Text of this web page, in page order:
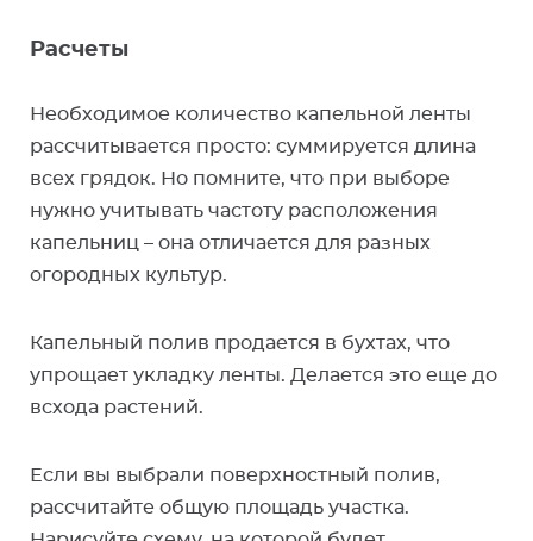
Расчеты
Необходимое количество капельной ленты
рассчитывается просто: суммируется длина
всех грядок. Но помните, что при выборе
нужно учитывать частоту расположения
капельниц – она отличается для разных
огородных культур.
Капельный полив продается в бухтах, что
упрощает укладку ленты. Делается это еще до
всхода растений.
Если вы выбрали поверхностный полив,
рассчитайте общую площадь участка.